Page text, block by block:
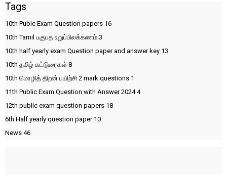
Tags
10th Pubic Exam Question papers 16
10th Tamil பகுபத உறுப்பிலக்கணம் 3
10th half yearly exam Question paper and answer key 13
10th தமிழ் கட்டுரைகள் 8
10th மொழித் திறன் பயிற்சி 2 mark questions 1
11th Public Exam Question with Answer 20244
12th public exam question papers 18
6th Half yearly question paper 10
News 46